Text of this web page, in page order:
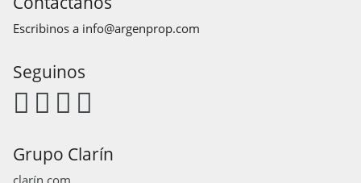
Escribinos a info@argenprop.com
Seguinos
Grupo Clarín
clarín.com